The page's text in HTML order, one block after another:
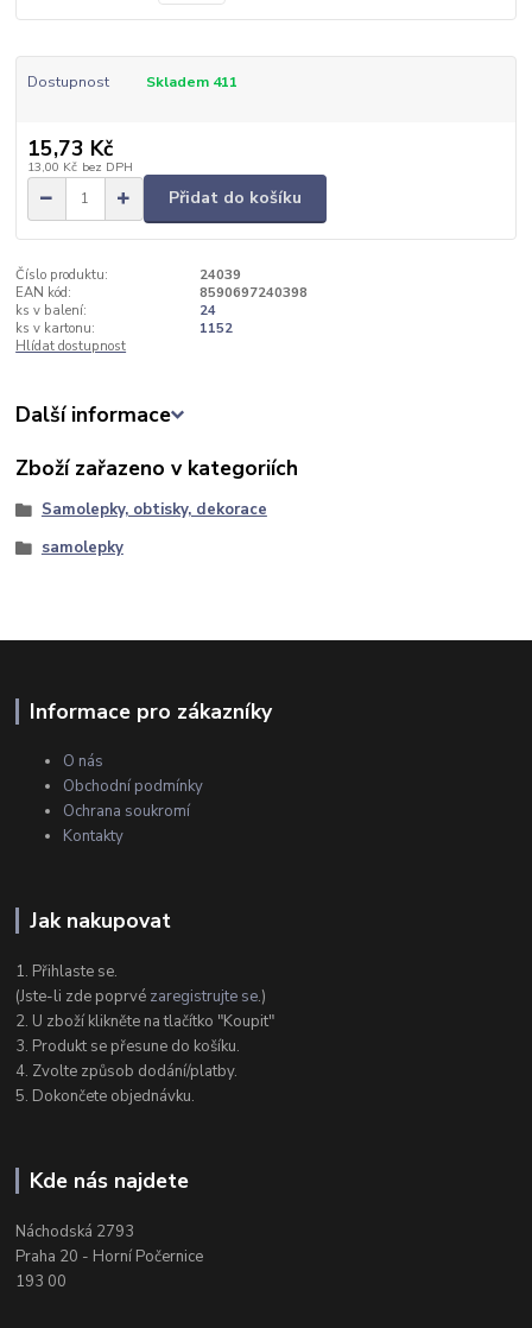
Dostupnost Skladem 411
15,73 Kč
13,00 Kč bez DPH
Přidat do košíku
Číslo produktu:
24039
EAN kód:
8590697240398
ks v balení:
24
ks v kartonu:
1152
Hlídat dostupnost
Další informace
Zboží zařazeno v kategoriích
Samolepky, obtisky, dekorace
samolepky
Informace pro zákazníky
O nás
Obchodní podmínky
Ochrana soukromí
Kontakty
Jak nakupovat
1. Přihlaste se.
(Jste-li zde poprvé zaregistrujte se.)
2. U zboží klikněte na tlačítko "Koupit"
3. Produkt se přesune do košíku.
4. Zvolte způsob dodání/platby.
5. Dokončete objednávku.
Kde nás najdete
Náchodská 2793
Praha 20 - Horní Počernice
193 00